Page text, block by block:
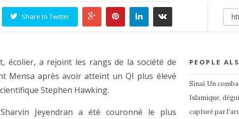
Share to Twitter
PEOPLE
Sinaï Un
Islamique,
capturé par
écolier, a rejoint les rangs de la société de
Mensa après avoir atteint un QI plus élevé
Stephen Hawking.
Sharvin Jeyendran a été couronné le plus